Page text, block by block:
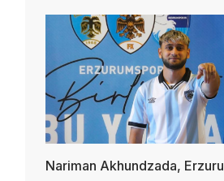
Nariman Akhundzada,